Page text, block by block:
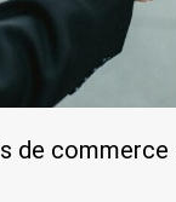
de commerce